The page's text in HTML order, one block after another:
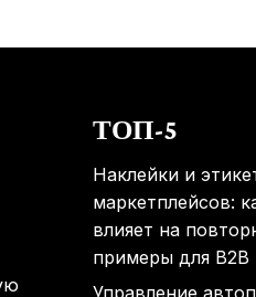
ТОП-5
Наклейки и
маркетплейсов:
влияет на
примеры для B2B
Управление